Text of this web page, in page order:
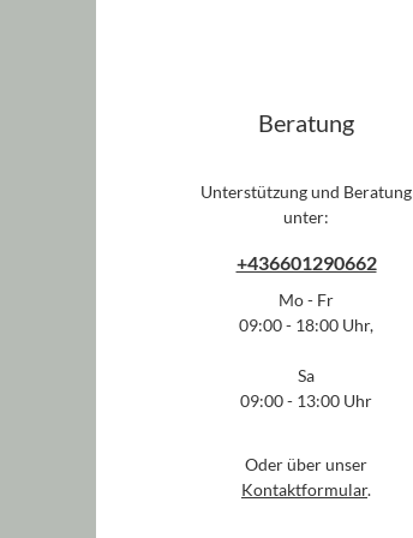
Beratung
Unterstützung und Beratung
unter:
+436601290662
Mo - Fr
09:00 - 18:00 Uhr,
Sa
09:00 - 13:00 Uhr
Oder über unser
Kontaktformular.